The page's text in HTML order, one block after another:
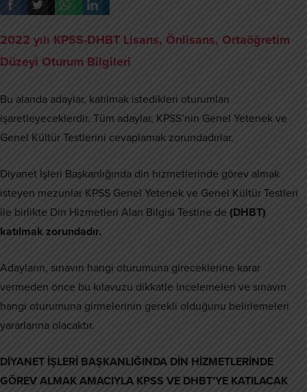
2022 yılı KPSS-DHBT Lisans, Önlisans, Ortaöğretim
Düzeyi Oturum Bilgileri
Bu alanda adaylar, katılmak istedikleri oturumları
işaretleyeceklerdir. Tüm adaylar, KPSS’nin Genel Yetenek ve
Genel Kültür Testlerini cevaplamak zorundadırlar.
Diyanet İşleri Başkanlığında din hizmetlerinde görev almak
isteyen mezunlar KPSS Genel Yetenek ve Genel Kültür Testleri
ile birlikte Din Hizmetleri Alan Bilgisi Testine de (DHBT)
katılmak zorundadır.
Adayların, sınavın hangi oturumuna gireceklerine karar
vermeden önce bu kılavuzu dikkatle incelemeleri ve sınavın
hangi oturumuna girmelerinin gerekli olduğunu belirlemeleri
yararlarına olacaktır.
DİYANET İŞLERİ BAŞKANLIĞINDA DİN HİZMETLERİNDE
GÖREV ALMAK AMACIYLA KPSS VE DHBT’YE KATILACAK